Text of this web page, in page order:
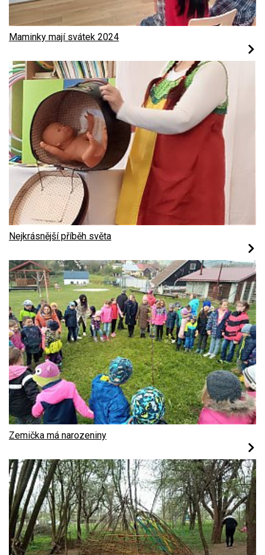
Maminky mají svátek 2024
Nejkrásnější příběh světa
Zemička má narozeniny